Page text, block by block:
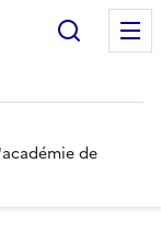
de